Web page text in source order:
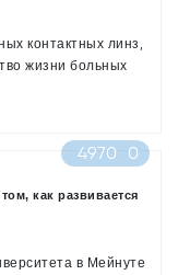
контактных линз,
жизни больных
4970 0
как развивается
в Мейнуте